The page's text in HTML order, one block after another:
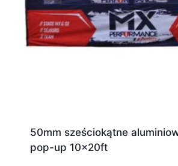
50mm sześciokątne
pop-up 10x20ft